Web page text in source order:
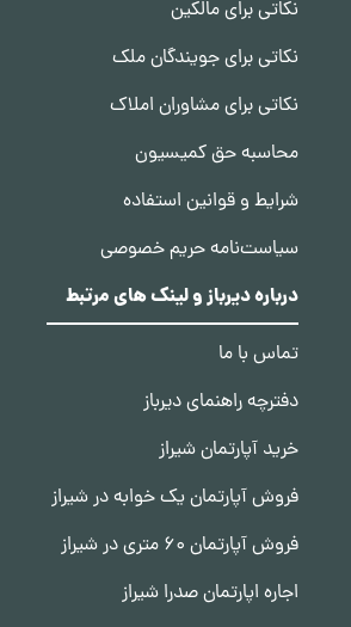
نکاتی برای مالکین
نکاتی برای جویندگان ملک
نکاتی برای مشاوران املاک
محاسبه حق کمیسیون
شرایط و قوانین استفاده
سیاست‌نامه حریم خصوصی
درباره دیرباز و لینک های مرتبط
تماس با ما
دفترچه راهنمای دیرباز
خرید آپارتمان شیراز
فروش آپارتمان یک خوابه در شیراز
فروش آپارتمان 60 متری در شیراز
اجاره اپارتمان صدرا شیراز